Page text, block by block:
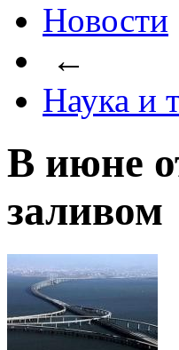
Новости
←
Наука и
В июне
заливом